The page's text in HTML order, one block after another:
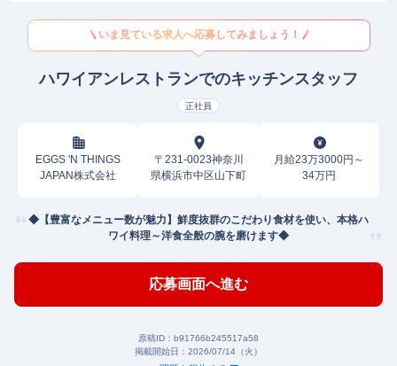
いま見ている求人へ応募してみましょう！
ハワイアンレストランでのキッチンスタッフ
正社員
EGGS 'N THINGS
JAPAN株式会社
〒231-0023神奈川
県横浜市中区山下町
月給23万3000円～
34万円
◆【豊富なメニュー数が魅力】鮮度抜群のこだわり食材を使い、本格ハ
ワイ料理～洋食全般の腕を磨けます◆
応募画面へ進む
原稿ID： b91766b245517a58
掲載開始日： 2026/07/14（火）